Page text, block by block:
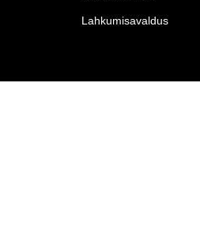
Lahkumisavaldus